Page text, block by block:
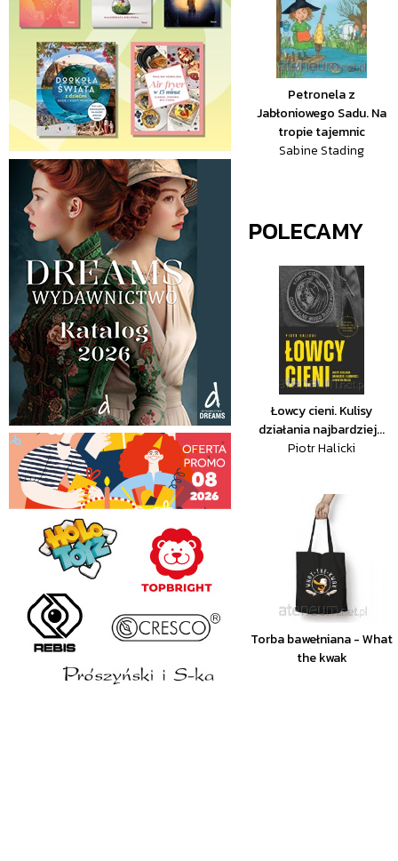
Petronela z
Jabłoniowego Sadu. Na
tropie tajemnic
Sabine Stading
POLECAMY
Łowcy cieni. Kulisy
działania najbardziej...
Piotr Halicki
Torba bawełniana - What
the kwak